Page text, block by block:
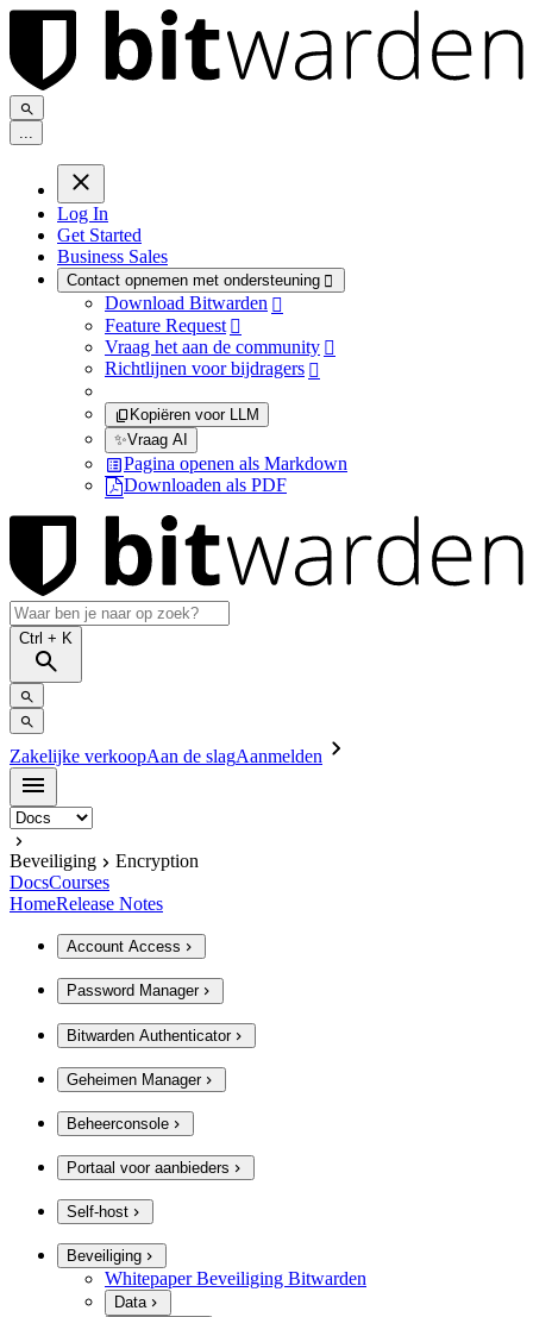
...
Log In
Get Started
Business Sales
Contact opnemen met ondersteuning 
Download Bitwarden 
Feature Request 
Vraag het aan de community 
Richtlijnen voor bijdragers 
Kopiëren voor LLM
✨Vraag AI
Pagina openen als Markdown
Downloaden als PDF
Ctrl + K
Zakelijke verkoopAan de slagAanmelden
Beveiliging
Encryption
DocsCourses
HomeRelease Notes
Account Access
Password Manager
Bitwarden Authenticator
Geheimen Manager
Beheerconsole
Portaal voor aanbieders
Self-host
Beveiliging
Whitepaper Beveiliging Bitwarden
Data